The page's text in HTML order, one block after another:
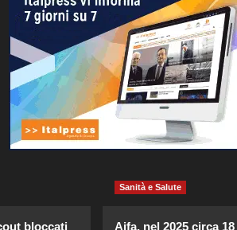
bloccati
Sanità e Salute
Aifa, nel 2025 circa 18